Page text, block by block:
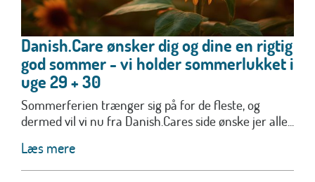
Danish.Care ønsker dig og dine en rigtig
god sommer - vi holder sommerlukket i
uge 29 + 30
Sommerferien trænger sig på for de fleste, og
dermed vil vi nu fra Danish.Cares side ønske jer alle...
Læs mere